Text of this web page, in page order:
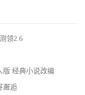
领2.6
版 经典小说改编
邂逅